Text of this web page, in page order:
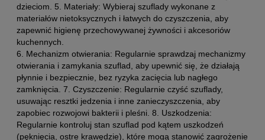
dzieciom. 5. Materiały: Wybieraj szuflady wykonane z
materiałów nietoksycznych i łatwych do czyszczenia, aby
zapewnić higienę przechowywanej żywności i akcesoriów
kuchennych.
6. Mechanizm otwierania: Regularnie sprawdzaj mechanizmy
otwierania i zamykania szuflad, aby upewnić się, że działają
płynnie i bezpiecznie, bez ryzyka zacięcia lub nagłego
zamknięcia. 7. Czyszczenie: Regularnie czyść szuflady,
usuwając resztki jedzenia i inne zanieczyszczenia, aby
zapobiec rozwojowi bakterii i pleśni. 8. Uszkodzenia:
Regularnie kontroluj stan szuflad pod kątem uszkodzeń
(pęknięcia, ostre krawędzie), które mogą stanowić zagrożenie